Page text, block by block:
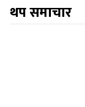
थप समाचार